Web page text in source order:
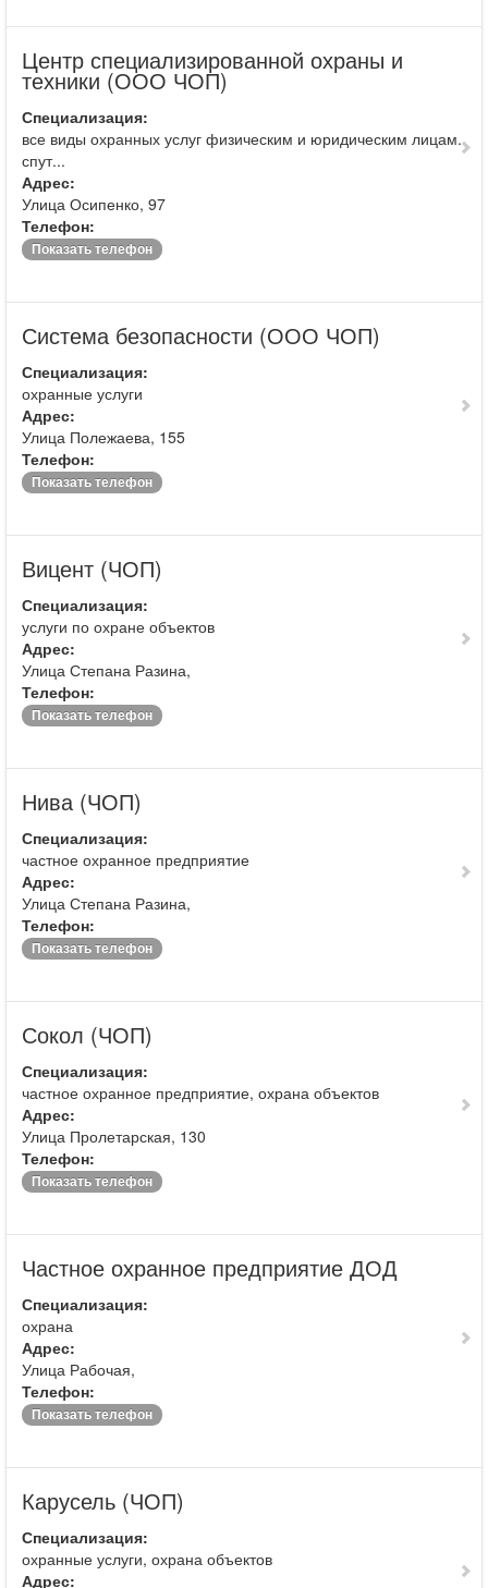
Центр специализированной охраны и
техники (ООО ЧОП)
Специализация:
все виды охранных услуг физическим и юридическим лицам.
спут...
Адрес:
Улица Осипенко, 97
Телефон:
Показать телефон
Система безопасности (ООО ЧОП)
Специализация:
охранные услуги
Адрес:
Улица Полежаева, 155
Телефон:
Показать телефон
Вицент (ЧОП)
Специализация:
услуги по охране объектов
Адрес:
Улица Степана Разина,
Телефон:
Показать телефон
Нива (ЧОП)
Специализация:
частное охранное предприятие
Адрес:
Улица Степана Разина,
Телефон:
Показать телефон
Сокол (ЧОП)
Специализация:
частное охранное предприятие, охрана объектов
Адрес:
Улица Пролетарская, 130
Телефон:
Показать телефон
Частное охранное предприятие ДОД
Специализация:
охрана
Адрес:
Улица Рабочая,
Телефон:
Показать телефон
Карусель (ЧОП)
Специализация:
охранные услуги, охрана объектов
Адрес: